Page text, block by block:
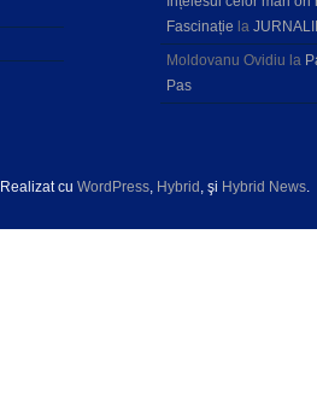
Fascinație la
Moldovanu Ovidiu la
Pas
Realizat cu WordPress Hybrid , şi Hybrid News